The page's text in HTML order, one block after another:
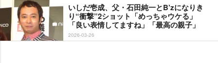
いしだ壱成、父・石田純一とB’zになりき
り“衝撃”2ショット「めっちゃウケる」
「良い表情してますね」「最高の親子」
2026-03-26